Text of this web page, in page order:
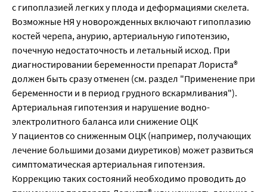
с гипоплазией легких у плода и деформациями скелета.
Возможные НЯ у новорожденных включают гипоплазию
костей черепа, анурию, артериальную гипотензию,
почечную недостаточность и летальный исход. При
диагностировании беременности препарат Лориста®
должен быть сразу отменен (см. раздел "Применение при
беременности и в период грудного вскармливания").
Артериальная гипотензия и нарушение водно-
электролитного баланса или снижение ОЦК
У пациентов со сниженным ОЦК (например, получающих
лечение большими дозами диуретиков) может развиться
симптоматическая артериальная гипотензия.
Коррекцию таких состояний необходимо проводить до